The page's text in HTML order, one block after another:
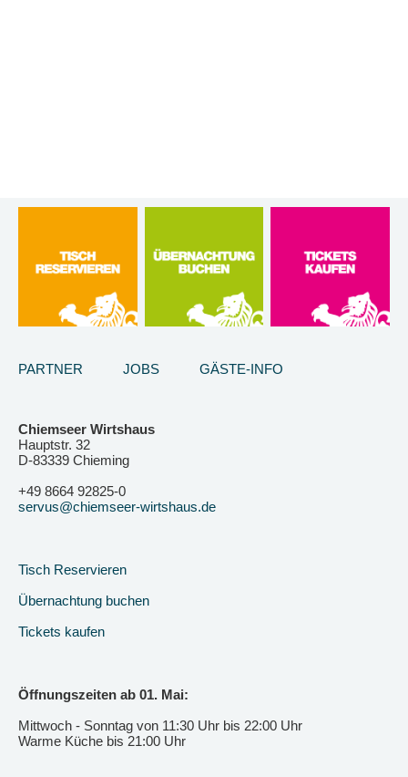
PARTNER JOBS GÄSTE-INFO
Chiemseer Wirtshaus
Hauptstr. 32
D-83339 Chieming
+49 8664 92825-0
servus@chiemseer-wirtshaus.de
Tisch Reservieren
Übernachtung buchen
Tickets kaufen
Öffnungszeiten ab 01. Mai:
Mittwoch - Sonntag von 11:30 Uhr bis 22:00 Uhr
Warme Küche bis 21:00 Uhr